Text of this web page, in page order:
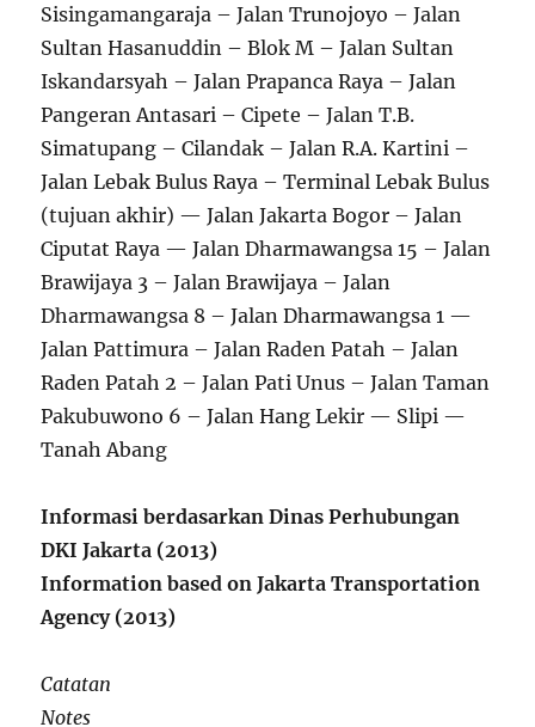
Sisingamangaraja – Jalan Trunojoyo – Jalan
Sultan Hasanuddin – Blok M – Jalan Sultan
Iskandarsyah – Jalan Prapanca Raya – Jalan
Pangeran Antasari – Cipete – Jalan T.B.
Simatupang – Cilandak – Jalan R.A. Kartini –
Jalan Lebak Bulus Raya – Terminal Lebak Bulus
(tujuan akhir) — Jalan Jakarta Bogor – Jalan
Ciputat Raya — Jalan Dharmawangsa 15 – Jalan
Brawijaya 3 – Jalan Brawijaya – Jalan
Dharmawangsa 8 – Jalan Dharmawangsa 1 —
Jalan Pattimura – Jalan Raden Patah – Jalan
Raden Patah 2 – Jalan Pati Unus – Jalan Taman
Pakubuwono 6 – Jalan Hang Lekir — Slipi —
Tanah Abang
Informasi berdasarkan Dinas Perhubungan
DKI Jakarta (2013)
Information based on Jakarta Transportation
Agency (2013)
Catatan
Notes